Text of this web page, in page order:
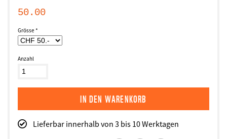
50.00
Grösse
Anzahl
Lieferbar innerhalb von 3 bis 10 Werktagen